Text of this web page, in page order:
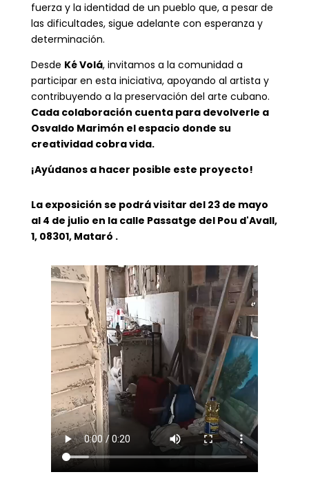
fuerza y la identidad de un pueblo que, a pesar de
las dificultades, sigue adelante con esperanza y
determinación.
Desde Ké Volá, invitamos a la comunidad a
participar en esta iniciativa, apoyando al artista y
contribuyendo a la preservación del arte cubano.
Cada colaboración cuenta para devolverle a
Osvaldo Marimón el espacio donde su
creatividad cobra vida.
¡Ayúdanos a hacer posible este proyecto!
La exposición se podrá visitar del 23 de mayo
al 4 de julio en la calle Passatge del Pou d'Avall,
1, 08301, Mataró .